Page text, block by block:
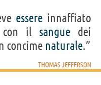
essere innaffiato
con il sanguedei
concime naturale.”
THOMAS JEFFERSON